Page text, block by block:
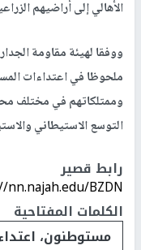
الأهالي إلى أراضيهم
ووفقا لهيئة مقاومة
ملحوظا في اعتداءات
وممتلكاتهم في مختلف
التوسع الاستيطاني
رابط قصير
BZDN/
الكلمات المفتاحية
مستوطنون،